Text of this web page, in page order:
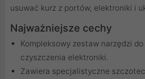
usuwać kurz z portów, elektroniki i
Najważniejsze cechy
Kompleksowy zestaw narzędzi
czyszczenia elektroniki.
Zawiera specjalistyczne